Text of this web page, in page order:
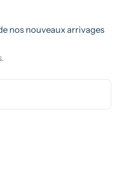
nos nouveaux arrivages